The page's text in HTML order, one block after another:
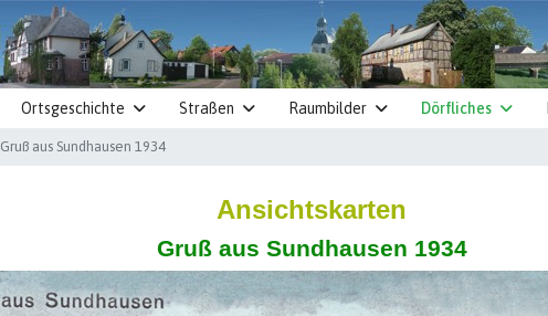
Ortsgeschichte Straßen Raumbilder Dörfliches
Gruß aus Sundhausen 1934
Ansichtskarten
Gruß aus Sundhausen 1934